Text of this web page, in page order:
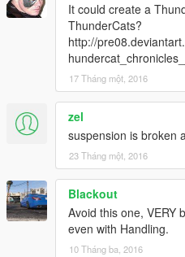
It could create a
ThunderCats?
http://
17 Tháng một, 2016
zel
suspension is broken
23 Tháng một, 2016
Blackout
Avoid this one, VERY
even with Handling.
10 Tháng ba, 2016